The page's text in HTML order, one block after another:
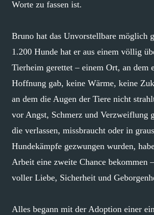
Worte zu fassen ist.
Bruno hat das Unvorstellbare möglich
1.200 Hunde hat er aus einem völlig
Tierheim gerettet – einem Ort, an dem
Hoffnung gab, keine Wärme, keine
an dem die Augen der Tiere nicht
vor Angst, Schmerz und Verzweiflung
die verlassen, missbraucht oder in
Hundekämpfe gezwungen wurden,
Arbeit eine zweite Chance bekommen
voller Liebe, Sicherheit und
Alles begann mit der Adoption einer